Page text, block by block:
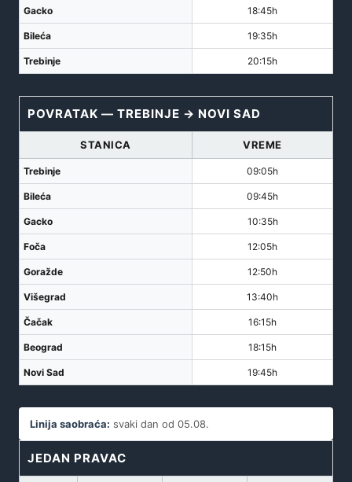
Gacko 18:45h
Bileća 19:35h
Trebinje 20:15h
POVRATAK — TREBINJE → NOVI SAD
STANICA VREME
Trebinje 09:05h
Bileća 09:45h
Gacko 10:35h
Foča 12:05h
Goražde 12:50h
Višegrad 13:40h
Čačak 16:15h
Beograd 18:15h
Novi Sad 19:45h
Linija saobraća: svaki dan od 05.08.
JEDAN PRAVAC